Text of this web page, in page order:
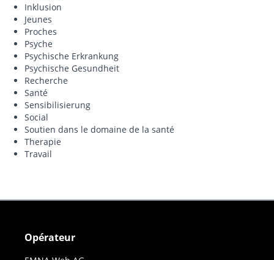
Inklusion
Jeunes
Proches
Psyche
Psychische Erkrankung
Psychische Gesundheit
Recherche
Santé
Sensibilisierung
Social
Soutien dans le domaine de la santé
Therapie
Travail
Opérateur